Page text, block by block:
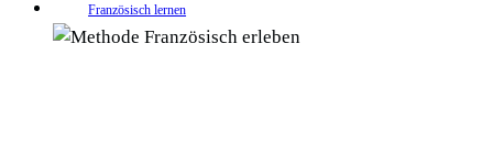
Französisch lernen